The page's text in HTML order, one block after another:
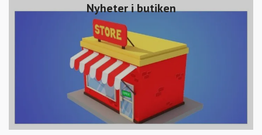
Nyheter i butiken